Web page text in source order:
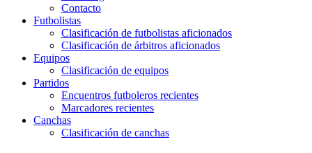
Contacto
Futbolistas
Clasificación de futbolistas aficionados
Clasificación de árbitros aficionados
Equipos
Clasificación de equipos
Partidos
Encuentros futboleros recientes
Marcadores recientes
Canchas
Clasificación de canchas